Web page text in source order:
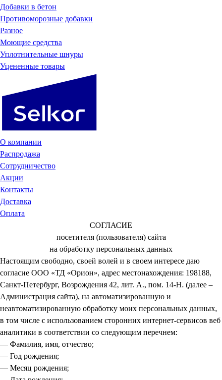
Добавки в бетон
Противоморозные добавки
Разное
Моющие средства
Уплотнительные шнуры
Уцененные товары
О компании
Распродажа
Сотрудничество
Акции
Контакты
Доставка
Оплата
СОГЛАСИЕ
посетителя (пользователя) сайта
на обработку персональных данных
Настоящим свободно, своей волей и в своем интересе даю
согласие ООО «ТД «Орион», адрес местонахождения: 198188,
Санкт-Петербург, Возрождения 42, лит. А., пом. 14-Н. (далее –
Администрация сайта), на автоматизированную и
неавтоматизированную обработку моих персональных данных,
в том числе с использованием сторонних интернет-сервисов веб
аналитики в соответствии со следующим перечнем:
— Фамилия, имя, отчество;
— Год рождения;
— Месяц рождения;